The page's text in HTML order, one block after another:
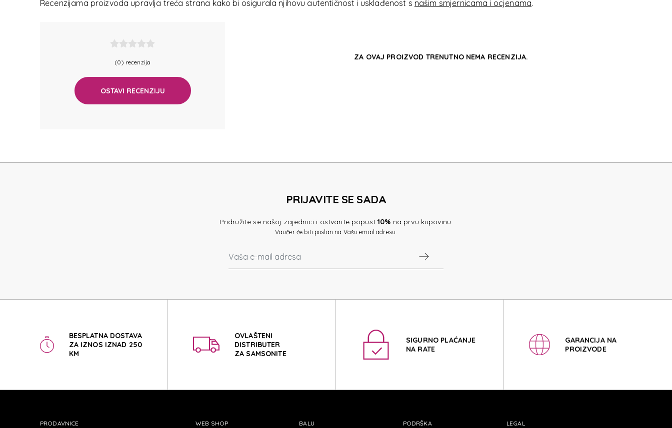
DREAM2GO DISNEY
DREAM2GO DISNEY
DREAM2GO DISNEY
Recenzijama proizvoda upravlja treća strana kako bi osigurala njihovu autentičnost i usklađenost s našim smjernicama i ocjenama.
(0) recenzija
OSTAVI RECENZIJU
ZA OVAJ PROIZVOD TRENUTNO NEMA RECENZIJA.
PRIJAVITE SE SADA
Pridružite se našoj zajednici i ostvarite popust10% na prvu kupovinu.
Vaučer će biti poslan na Vašu email adresu.
BESPLATNA DOSTAVA
ZA IZNOS IZNAD 250
KM
OVLAŠTENI
DISTRIBUTER
ZA SAMSONITE
SIGURNO PLAĆANJE
NA RATE
GARANCIJA NA
PROIZVODE
PRODAVNICE WEB SHOP BALU PODRŠKA LEGAL